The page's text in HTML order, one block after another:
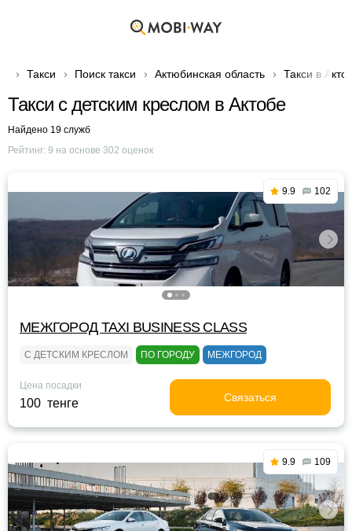
Такси Поиск такси Актюбинская область Такси в
Такси с детским креслом в Актобе
Найдено 19 служб
Рейтинг: 9 на основе 302 оценок
9.9 102
МЕЖГОРОД TAXI BUSINESS CLASS
С ДЕТСКИМ КРЕСЛОМ ПО ГОРОДУ МЕЖГОРОД
Цена посадки
100 тенге Связаться
9.9 109